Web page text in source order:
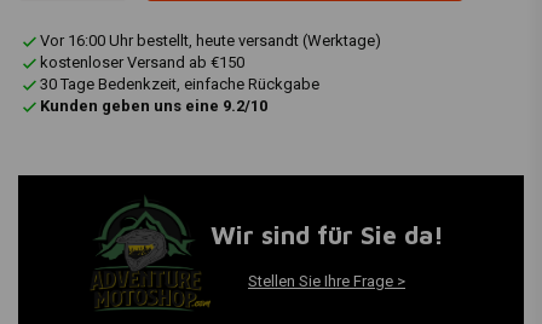
Vor 16:00 Uhr bestellt, heute versandt (Werktage)
kostenloser Versand ab €150
30 Tage Bedenkzeit, einfache Rückgabe
Kunden geben uns eine 9.2/10
Wir sind für Sie da!
Stellen Sie Ihre Frage >